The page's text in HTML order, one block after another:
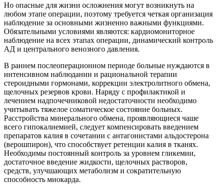
Но опасные для жизни осложнения могут возникнуть на
любом этапе операции, поэтому требуется четкая организация
наблюдение за основными жизненно важными функциями.
Обязательными условиями являются: кардиомониторное
наблюдение на всех этапах операции, динамический контроль
АД и центрального венозного давления.
В раннем послеоперационном периоде больные нуждаются в
интенсивном наблюдании и рациональной терапии
стероидными гормонами, коррекции электролитного обмена,
щелочных резервов крови. Наряду с профилактикой и
лечением надпочечниковой недостаточности необходимо
учитывать тяжелое соматическое состояние больных.
Расстройства минерального обмена, проявляющиеся чаше
всего гипокалиемией, следует компенсировать введением
препаратов калия в сочетании с антагонистами альдостерона
(верошпирон), что способствует ретенции калия в тканях.
Необходимы постоянный контроль за уровнем гликемии,
достаточное введение жидкости, щелочных растворов,
средств, улучшающих метаболизм и сократительную
способность миокарда.